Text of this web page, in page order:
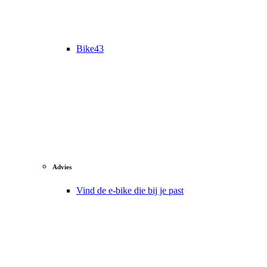
Bike43
Advies
Vind de e-bike die bij je past